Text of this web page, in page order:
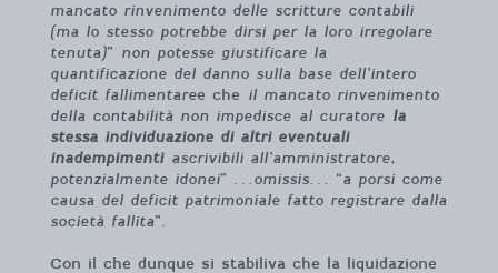
mancato rinvenimento delle scritture contabili
(ma lo stesso potrebbe dirsi per la loro irregolare
tenuta)” non potesse giustificare la
quantificazione del danno sulla base dell’intero
deficit fallimentaree che il mancato rinvenimento
della contabilità non impedisce al curatore la
stessa individuazione di altri eventuali
inadempimenti ascrivibili all’amministratore,
potenzialmente idonei” … omissis … “a porsi come
causa del deficit patrimoniale fatto registrare dalla
società fallita”.
Con il che dunque si stabiliva che la liquidazione